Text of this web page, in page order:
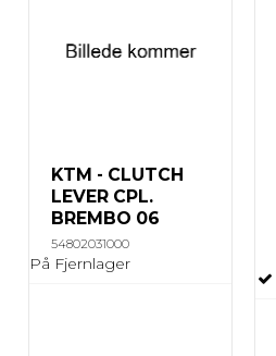
KTM - CLUTCH
LEVER CPL.
BREMBO 06
54802031000
På Fjernlager